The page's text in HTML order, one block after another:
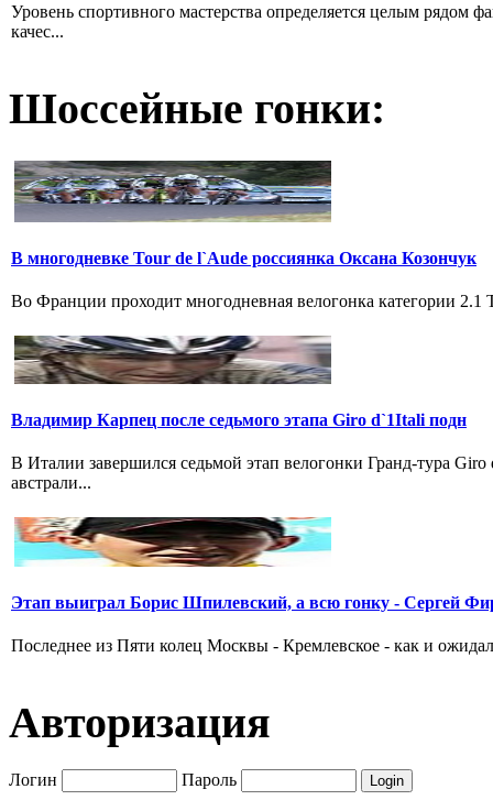
Уровень спортивного мастерства определяется целым рядом
качес...
Шоссейные гонки:
В многодневке Tour de l`Aude россиянка Оксана Козончук
Во Франции проходит многодневная велогонка категории
Владимир Карпец после седьмого этапа Giro d`1Itali подн
В Италии завершился седьмой этап велогонки Гранд-тура
австрали...
Этап выиграл Борис Шпилевский, а всю гонку - Сергей
Последнее из Пяти колец Москвы - Кремлевское - как и
Авторизация
Логин Пароль